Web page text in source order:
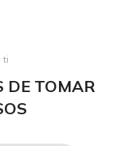
ti
DE TOMAR